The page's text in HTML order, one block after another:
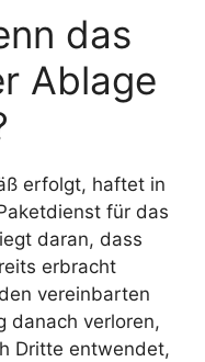
das
Ablage
erfolgt, haftet in
für das
daran, dass
erbracht
vereinbarten
danach verloren,
Dritte entwendet,